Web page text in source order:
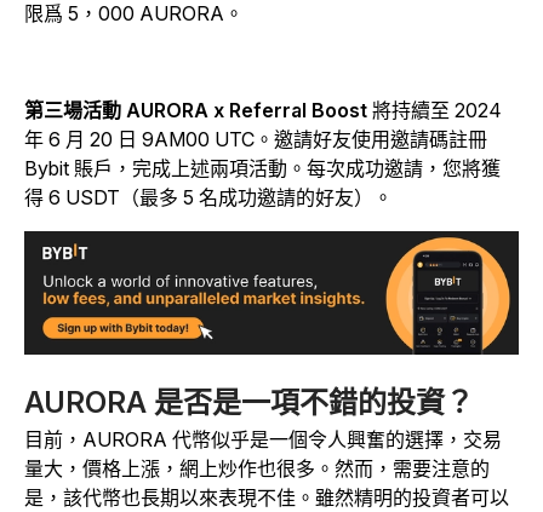
限爲 5，000 AURORA。
第三場活動 AURORA x Referral Boost 將持續至 2024
年 6 月 20 日 9AM00 UTC。邀請好友使用邀請碼註冊
Bybit 賬戶，完成上述兩項活動。每次成功邀請，您將獲
得 6 USDT（最多 5 名成功邀請的好友）。
AURORA 是否是一項不錯的投資？
目前，AURORA 代幣似乎是一個令人興奮的選擇，交易
量大，價格上漲，網上炒作也很多。然而，需要注意的
是，該代幣也長期以來表現不佳。雖然精明的投資者可以